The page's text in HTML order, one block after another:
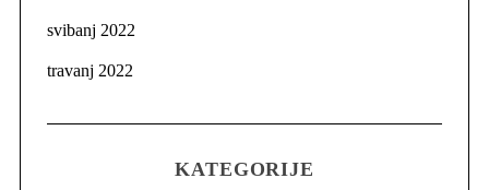
svibanj 2022
travanj 2022
KATEGORIJE